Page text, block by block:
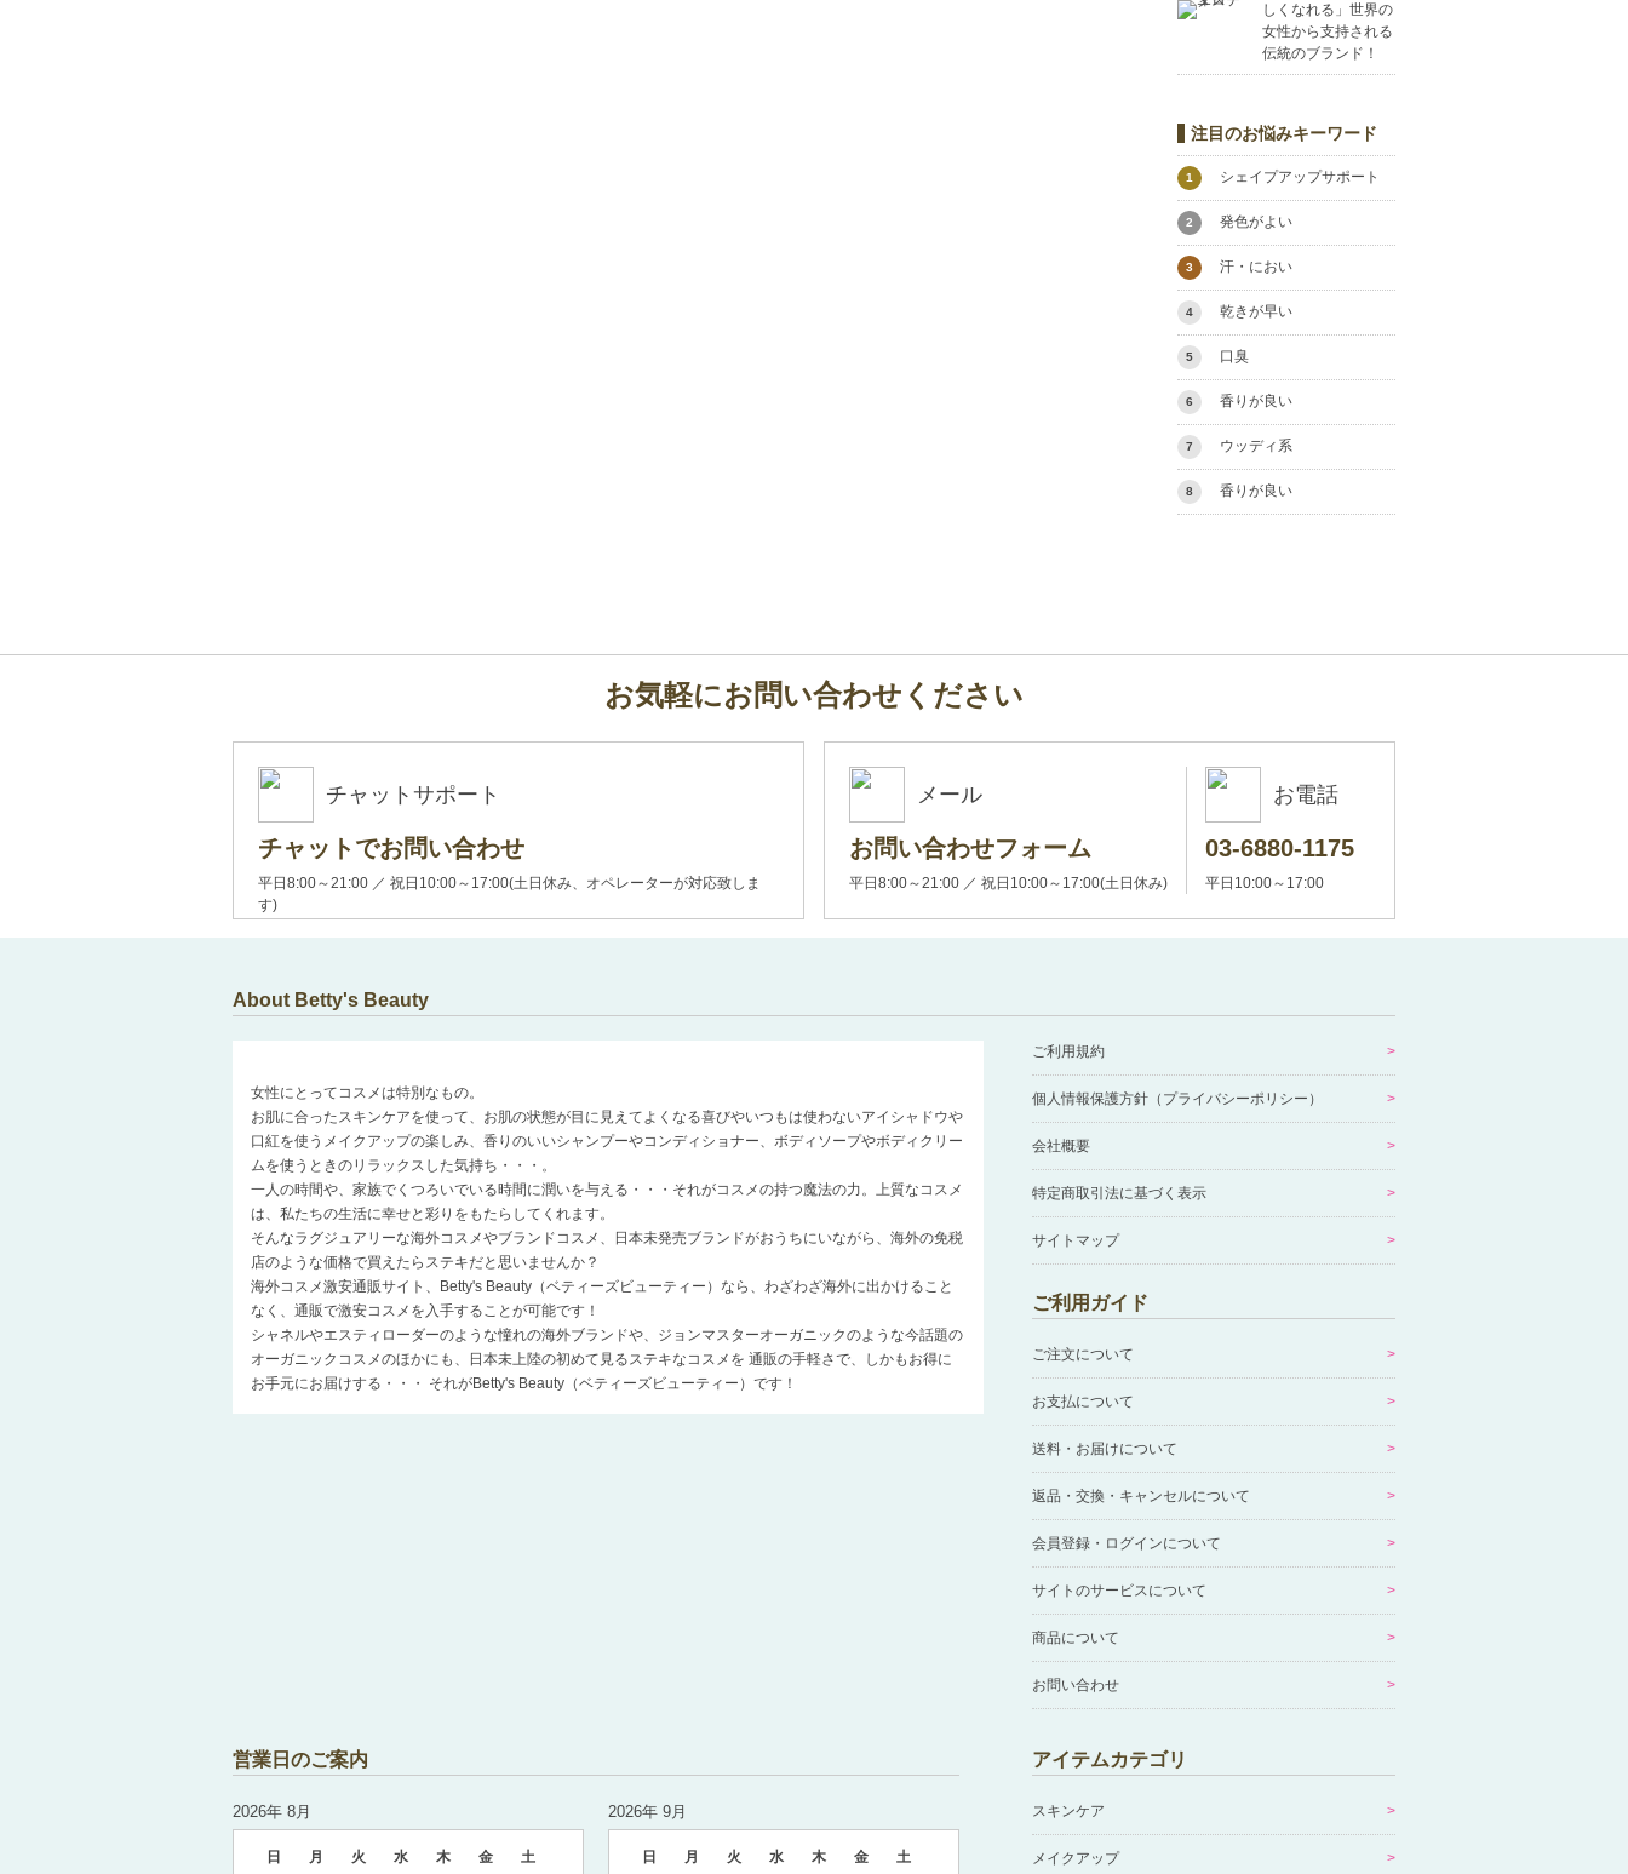
しくなれる」世界の
女性から支持される
伝統のブランド！
注目のお悩みキーワード
1 シェイプアップサポート
2 発色がよい
3 汗・におい
4 乾きが早い
5 口臭
6 香りが良い
7 ウッディ系
8 香りが良い
お気軽にお問い合わせください
チャットサポート
チャットでお問い合わせ
平日8:00～21:00 ／ 祝日10:00～17:00(土日休み、オペレーターが対応致しま
す)
メール
お問い合わせフォーム
平日8:00～21:00 ／ 祝日10:00～17:00(土日休み)
お電話
03-6880-1175
平日10:00～17:00
About Betty's Beauty
女性にとってコスメは特別なもの。
お肌に合ったスキンケアを使って、お肌の状態が目に見えてよくなる喜びやいつもは使わないアイシャドウや
口紅を使うメイクアップの楽しみ、香りのいいシャンプーやコンディショナー、ボディソープやボディクリー
ムを使うときのリラックスした気持ち・・・。
一人の時間や、家族でくつろいでいる時間に潤いを与える・・・それがコスメの持つ魔法の力。上質なコスメ
は、私たちの生活に幸せと彩りをもたらしてくれます。
そんなラグジュアリーな海外コスメやブランドコスメ、日本未発売ブランドがおうちにいながら、海外の免税
店のような価格で買えたらステキだと思いませんか？
海外コスメ激安通販サイト、Betty's Beauty（ベティーズビューティー）なら、わざわざ海外に出かけること
なく、通販で激安コスメを入手することが可能です！
シャネルやエスティローダーのような憧れの海外ブランドや、ジョンマスターオーガニックのような今話題の
オーガニックコスメのほかにも、日本未上陸の初めて見るステキなコスメを 通販の手軽さで、しかもお得に
お手元にお届けする・・・ それがBetty's Beauty（ベティーズビューティー）です！
ご利用規約
個人情報保護方針（プライバシーポリシー）
会社概要
特定商取引法に基づく表示
サイトマップ
ご利用ガイド
ご注文について
お支払について
送料・お届けについて
返品・交換・キャンセルについて
会員登録・ログインについて
サイトのサービスについて
商品について
お問い合わせ
営業日のご案内
2026年 8月
日 月 火 水 木 金 土
2026年 9月
日 月 火 水 木 金 土
アイテムカテゴリ
スキンケア
メイクアップ